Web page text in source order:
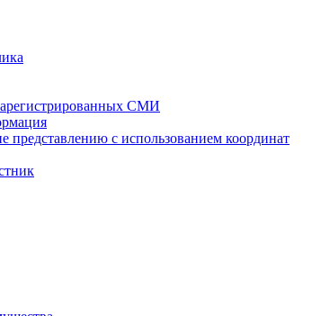
СМИ
представлению с использованием координат